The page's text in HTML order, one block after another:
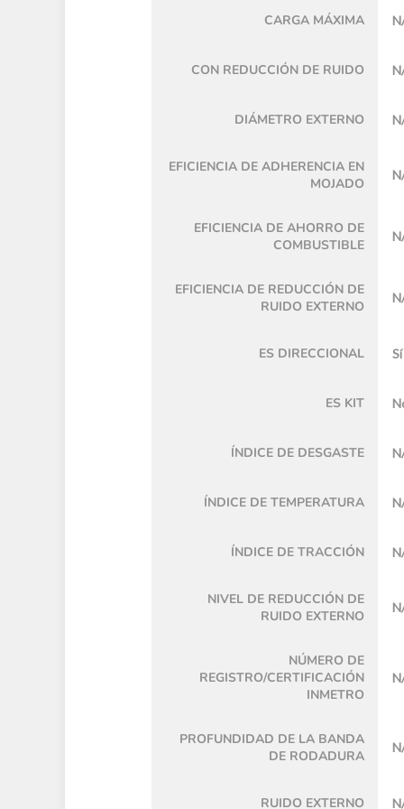
CARGA MÁXIMA
CON REDUCCIÓN DE RUIDO
DIÁMETRO EXTERNO
EFICIENCIA DE ADHERENCIA EN
MOJADO
EFICIENCIA DE AHORRO DE
COMBUSTIBLE
EFICIENCIA DE REDUCCIÓN DE
RUIDO EXTERNO
ES DIRECCIONAL Sí
ES KIT
ÍNDICE DE DESGASTE
ÍNDICE DE TEMPERATURA
ÍNDICE DE TRACCIÓN
NIVEL DE REDUCCIÓN DE
RUIDO EXTERNO
NÚMERO DE
REGISTRO/CERTIFICACIÓN
INMETRO
PROFUNDIDAD DE LA BANDA
DE RODADURA
RUIDO EXTERNO